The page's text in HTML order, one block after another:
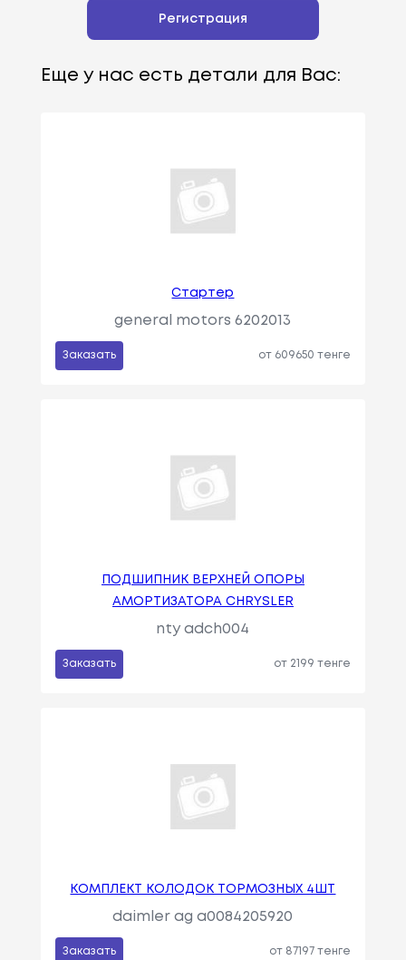
Регистрация
Еще у нас есть детали для Вас:
Стартер
general motors 6202013
Заказать от 609650 тенге
ПОДШИПНИК ВЕРХНЕЙ ОПОРЫ
АМОРТИЗАТОРА CHRYSLER
nty adch004
Заказать от 2199 тенге
КОМПЛЕКТ КОЛОДОК ТОРМОЗНЫХ 4ШТ
daimler ag a0084205920
Заказать от 87197 тенге